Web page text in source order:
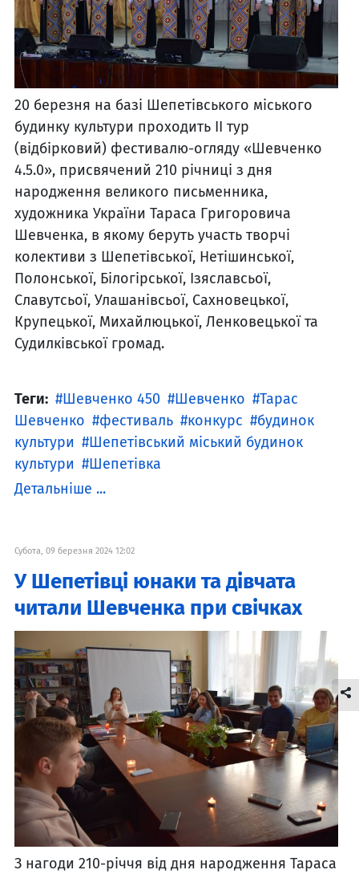
20 березня на базі Шепетівського міського
будинку культури проходить ІІ тур
(відбірковий) фестивалю-огляду «Шевченко
4.5.0», присвячений 210 річниці з дня
народження великого письменника,
художника України Тараса Григоровича
Шевченка, в якому беруть участь творчі
колективи з Шепетівської, Нетішинської,
Полонської, Білогірcької, Ізяславсьої,
Славутсьої, Улашанівсьої, Сахновецької,
Крупецької, Михайлюцької, Ленковецької та
Судилківської громад.
Теги: Шевченко 450 Шевченко
Тарас
Шевченко
фестиваль конкурс
будинок
культури
Шепетівський міський будинок
культури
Шепетівка
Детальніше ...
Субота, 09 березня 2024 12:02
У Шепетівці юнаки та дівчата
читали Шевченка при свічках
З нагоди 210-річчя від дня народження Тараса